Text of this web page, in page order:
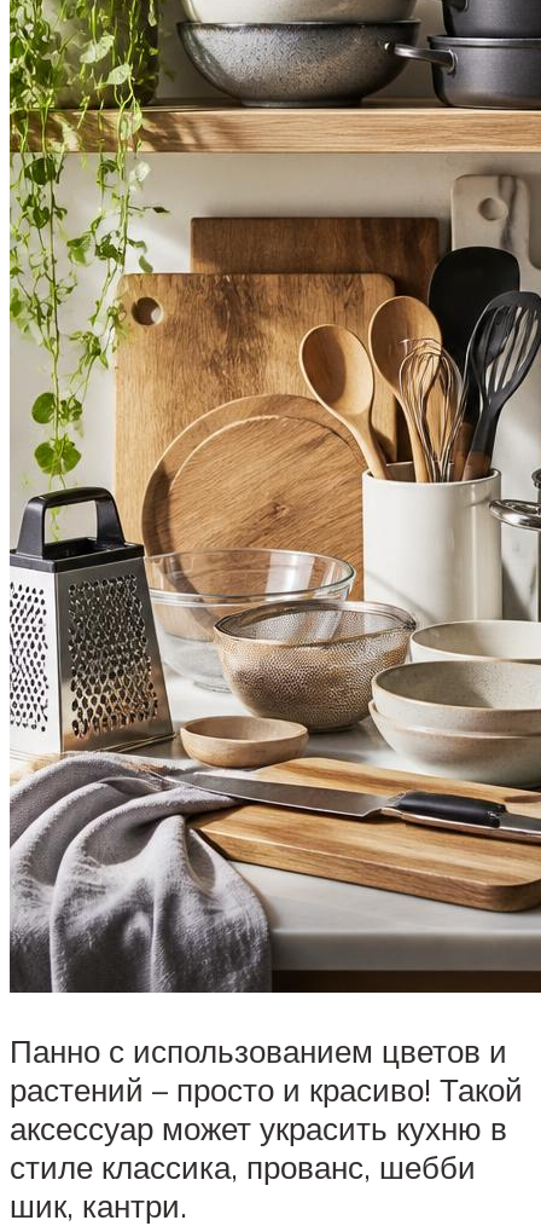
Панно с использованием цветов и
растений – просто и красиво! Такой
аксессуар может украсить кухню в
стиле классика, прованс, шебби
шик, кантри.